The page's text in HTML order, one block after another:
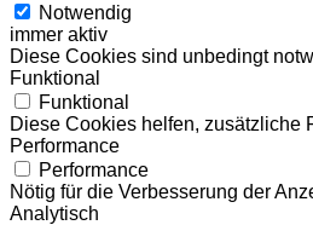
Notwendig
immer aktiv
Diese Cookies sind unbedingt
Funktional
Funktional
Diese Cookies helfen, zusätzliche
Performance
Performance
Nötig für die Verbesserung der
Analytisch